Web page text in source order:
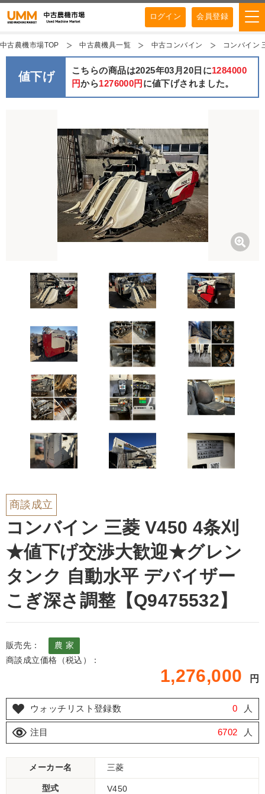
ログイン 会員登録
中古農機市場TOP 中古農機具一覧 中古コンバイン コンバイン
値下げ こちらの商品は2025年03月20日に1284000
円から1276000円 に値下げされました。
商談成立
コンバイン 三菱 V450 4条刈
★値下げ交渉大歓迎★グレン
タンク 自動水平 デバイザー
こぎ深さ調整【Q9475532】
販売先：
農 家
商談成立価格（税込）：
1,276,000 円
ウォッチリスト登録数 0 人
注目 6702 人
メーカー名 三菱
型式 V450